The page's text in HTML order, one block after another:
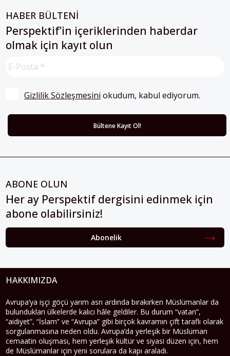
HABER BÜLTENİ
Perspektif’in içeriklerinden haberdar
olmak için kayıt olun
Gizlilik Sözleşmesini okudum, kabul ediyorum.
ABONE OLUN
Her ay Perspektif dergisini edinmek için
abone olabilirsiniz!
Abonelik
HAKKIMIZDA
Avrupa’ya işçi göçü yarım asrı ardında bırakırken Müslümanlar da
bulundukları ülkelerde kalıcı hâle geldiler. Bu durum “vatan”,
“aidiyet”, “İslam” ve “Avrupa” gibi birçok kavramın çift taraflı olarak
sorgulanmasına neden oldu. Avrupa’da yerleşik bir Müslüman
cemaatin oluşması, hem yerleşik kültür ve siyasi düzen için, hem
de Müslümanlar için yeni sorulara da kapı araladı.